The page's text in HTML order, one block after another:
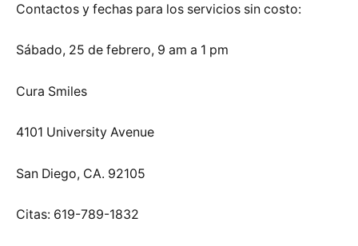
Contactos y fechas para los servicios sin costo:
Sábado, 25 de febrero, 9 am a 1 pm
Cura Smiles
4101 University Avenue
San Diego, CA. 92105
Citas: 619-789-1832